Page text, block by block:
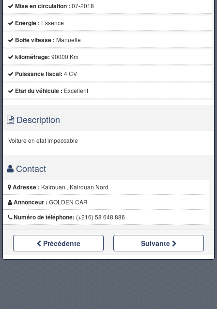
Mise en circulation : 07-2018
Energie : Essence
Boite vitesse : Manuelle
kilométrage: 90000 Km
Puissance fiscal: 4 CV
Etat du véhicule : Excellent
Description
Voiture en etat impeccable
Contact
Adresse : Kairouan , Kairouan Nord
Annonceur : GOLDEN CAR
Numéro de téléphone: (+216) 58 648 886
Précédente Suivante